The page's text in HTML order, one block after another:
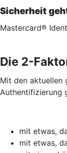
Sicherheit
Mastercard®
Die 2-
Mit den aktuellen
Authentifizierung
mit etwas,
mit etwas,